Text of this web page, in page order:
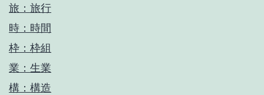
旅：旅行
時：時間
枠：枠組
業：生業
構：構造